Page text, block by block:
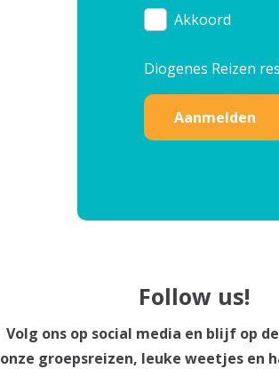
Akkoord
Diogenes Reizen
Follow us!
Volg ons op social media en blijf op
onze groepsreizen, leuke weetjes en